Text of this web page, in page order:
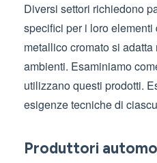
Diversi settori richiedono
specifici per i loro
metallico cromato si
ambienti. Esaminiamo
utilizzano questi prodotti.
esigenze tecniche di
Produttori